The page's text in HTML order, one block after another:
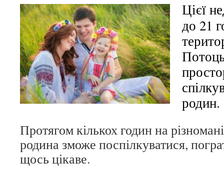
Цієї
до 21
родин.
Протягом кількох годин на
родина зможе поспілкуватися,
щось цікаве.